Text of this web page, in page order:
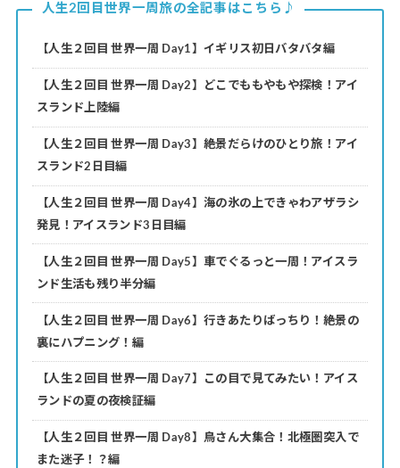
人生2回目世界一周旅の全記事はこちら♪
【人生２回目 世界一周 Day1】イギリス初日バタバタ編
【人生２回目 世界一周 Day2】どこでももやもや探検！アイ
スランド上陸編
【人生２回目 世界一周 Day3】絶景だらけのひとり旅！アイ
スランド2日目編
【人生２回目 世界一周 Day4】海の氷の上できゃわアザラシ
発見！アイスランド3日目編
【人生２回目 世界一周 Day5】車でぐるっと一周！アイスラ
ンド生活も残り半分編
【人生２回目 世界一周 Day6】行きあたりばっちり！絶景の
裏にハプニング！編
【人生２回目 世界一周 Day7】この目で見てみたい！アイス
ランドの夏の夜検証編
【人生２回目 世界一周 Day8】鳥さん大集合！北極圏突入で
また迷子！？編